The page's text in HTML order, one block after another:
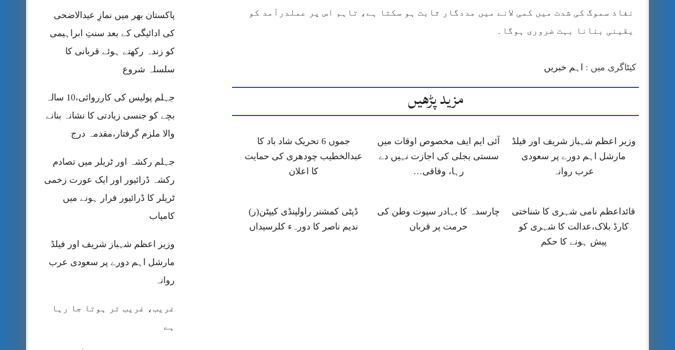
پاکستان بھر میں نمازِ عیدالاضحی
کی ادائیگی کے بعد سنتِ ابراہیمی
کو زندہ رکھتے ہوئے قربانی کا
سلسلہ شروع
جہلم پولیس کی کارروائی،10 سالہ
بچے کو جنسی زیادتی کا نشانہ بنانے
والا ملزم گرفتار،مقدمہ درج
جہلم رکشہ اور ٹریلر میں تصادم
رکشہ ڈرائیور اور ایک عورت زخمی
ٹریلر کا ڈرائیور فرار ہونے میں
کامیاب
وزیر اعظم شہباز شریف اور فیلڈ
مارشل اہم دورے پر سعودی عرب
روانہ
غریب، غریب تر ہوتا جا رہا
ہے
نفاذ سموگ کی شدت میں کمی لانے میں مددگار ثابت ہو سکتا ہے، تاہم اس پر عملدرآمد کو
یقینی بنانا بہت ضروری ہوگا۔
کیٹاگری میں : اہم خبریں
مزید پڑھیں
وزیر اعظم شہباز شریف اور فیلڈ
مارشل اہم دورے پر سعودی
عرب روانہ
آئی ایم ایف مخصوص اوقات میں
سستی بجلی کی اجازت نہیں دے
رہا، وفاقی…
جموں 6 تحریک شاد باد کا
عبدالخطیب چودھری کی حمایت
کا اعلان
قائداعظم نامی شہری کا شناختی
کارڈ بلاک،عدالت کا شہری کو
پیش ہونے کا حکم
چارسدہ کا بہادر سپوت وطن کی
حرمت پر قربان
ڈپٹی کمشنر راولپنڈی کیپٹن(ر)
ندیم ناصر کا دورہء کلرسیداں